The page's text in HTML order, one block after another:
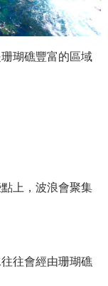
瑚礁豐富的區域
上，波浪會聚集
往會經由珊瑚礁